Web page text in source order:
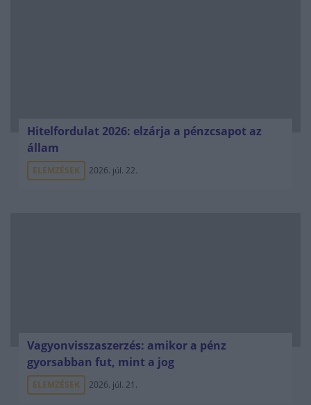
Hitelfordulat 2026: elzárja a pénzcsapot az
állam
ELEMZÉSEK 2026. júl. 22.
Vagyonvisszaszerzés: amikor a pénz
gyorsabban fut, mint a jog
ELEMZÉSEK 2026. júl. 21.